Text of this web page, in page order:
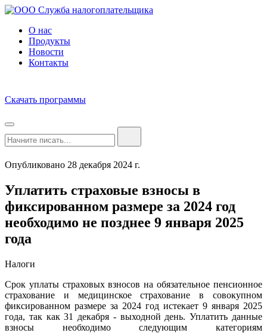
О нас
Продукты
Новости
Контакты
Скачать программы
Опубликовано 28 декабря 2024 г.
Уплатить страховые взносы в
фиксированном размере за 2024 год
необходимо не позднее 9 января 2025
года
Налоги
Срок уплаты страховых взносов на обязательное пенсионное
страхование и медицинское страхование в совокупном
фиксированном размере за 2024 год истекает 9 января 2025
года, так как 31 декабря - выходной день. Уплатить данные
взносы необходимо следующим категориям